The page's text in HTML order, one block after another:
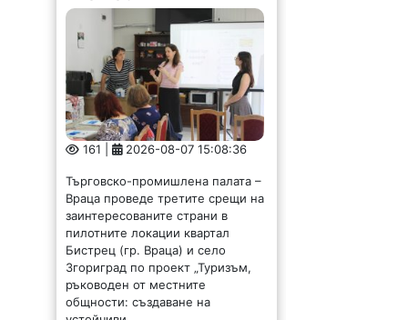
161 | 2026-08-07 15:08:36
Търговско-промишлена палата –
Враца проведе третите срещи на
заинтересованите страни в
пилотните локации квартал
Бистрец (гр. Враца) и село
Згориград по проект „Туризъм,
ръководен от местните
общности: създаване на
устойчиви...